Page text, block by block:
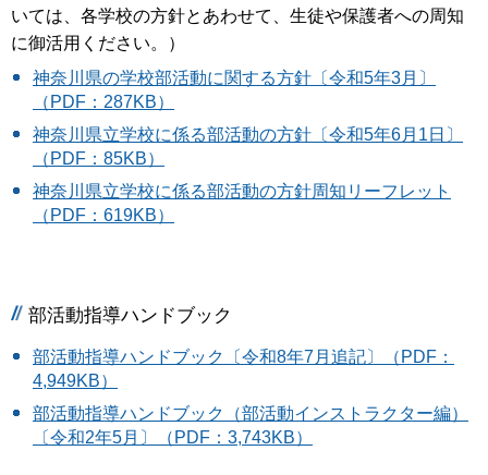
いては、各学校の方針とあわせて、生徒や保護者への周知
に御活用ください。）
神奈川県の学校部活動に関する方針〔令和5年3月〕
（PDF：287KB）
神奈川県立学校に係る部活動の方針〔令和5年6月1日〕
（PDF：85KB）
神奈川県立学校に係る部活動の方針周知リーフレット
（PDF：619KB）
部活動指導ハンドブック
部活動指導ハンドブック〔令和8年7月追記〕（PDF：
4,949KB）
部活動指導ハンドブック（部活動インストラクター編）
〔令和2年5月〕（PDF：3,743KB）